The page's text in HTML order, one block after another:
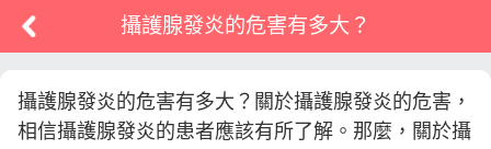
攝護腺發炎的危害有多大？
攝護腺發炎的危害有多大？關於攝護腺發炎的危害，
相信攝護腺發炎的患者應該有所了解。那麼，關於攝